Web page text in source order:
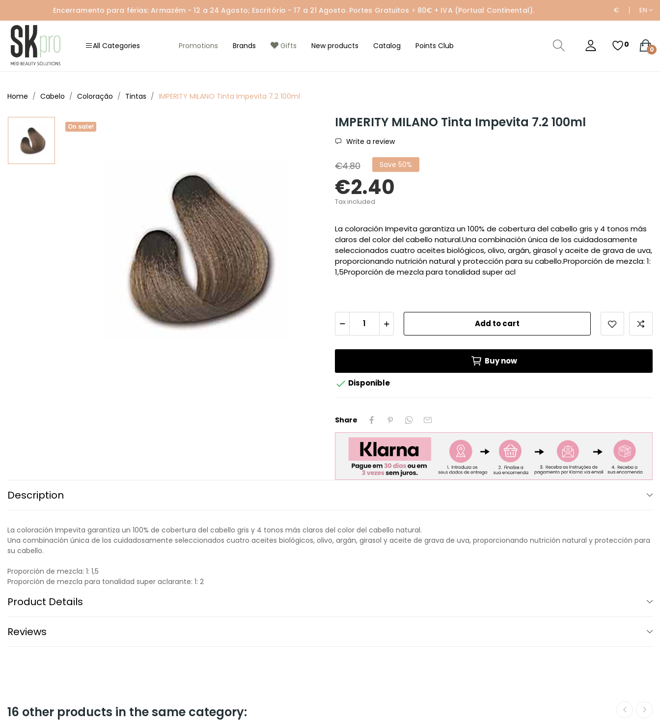
Encerramento para férias: Armazém - 12 a 24 Agosto; Escritório - 17 a 21 Agosto. Portes Gratuitos > 80€ + IVA (Portual Continental). € EN
All Categories Promotions Brands Gifts New products Catalog Points Club 0
0
Home Cabelo Coloração Tintas IMPERITY MILANO Tinta Impevita 7.2 100ml
On sale! IMPERITY MILANO Tinta Impevita 7.2 100ml
Write a review
€4.80 Save 50%
€2.40
Tax included
La coloración Impevita garantiza un 100% de cobertura del cabello gris y 4 tonos más
claros del color del cabello natural.Una combinación única de los cuidadosamente
seleccionados cuatro aceites biológicos, olivo, argán, girasol y aceite de grava de uva,
proporcionando nutrición natural y protección para su cabello.Proporción de mezcla: 1:
1,5Proporción de mezcla para tonalidad super acl
Add to cart
Buy now
 Disponible
Share
Description
La coloración Impevita garantiza un 100% de cobertura del cabello gris y 4 tonos más claros del color del cabello natural.
Una combinación única de los cuidadosamente seleccionados cuatro aceites biológicos, olivo, argán, girasol y aceite de grava de uva, proporcionando nutrición natural y protección para
su cabello.
Proporción de mezcla: 1: 1,5
Proporción de mezcla para tonalidad super aclarante: 1: 2
Product Details
Reviews
16 other products in the same category: